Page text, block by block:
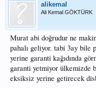
alikemal
Ali Kemal GÖKTÜRK
Murat abi doğrudur ne
pahalı geliyor. tabi 3ay bile
yerine garanti kağıdında
garanti yetmiyor ülkemizde
eksiksiz yerine getirecek